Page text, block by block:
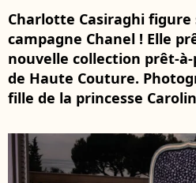
Charlotte Casiraghi
campagne Chanel ! Elle
nouvelle collection prêt-
de Haute Couture.
fille de la princesse